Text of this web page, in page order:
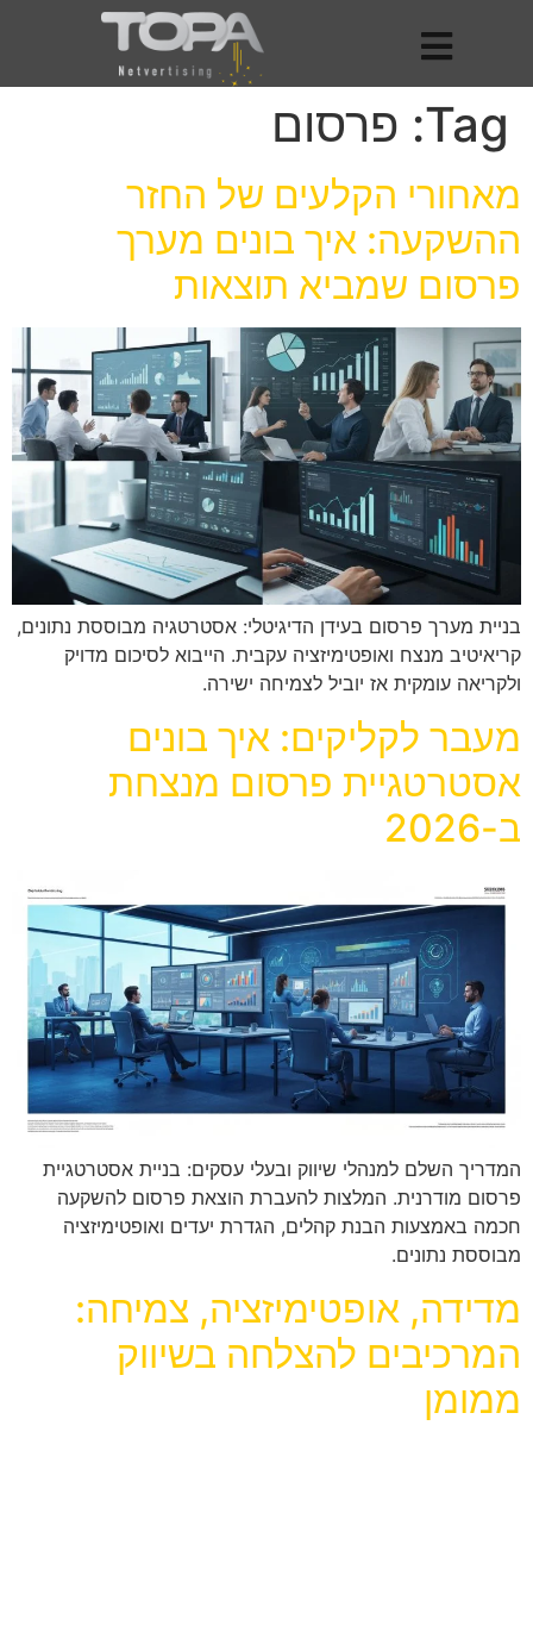
Tag: פרסום
מאחורי הקלעים של החזר
ההשקעה: איך בונים מערך
פרסום שמביא תוצאות
בניית מערך פרסום בעידן הדיגיטלי: אסטרטגיה מבוססת נתונים,
קריאיטיב מנצח ואופטימיזציה עקבית. הייבוא לסיכום מדויק
ולקריאה עומקית אז יוביל לצמיחה ישירה.
מעבר לקליקים: איך בונים
אסטרטגיית פרסום מנצחת
ב-2026
המדריך השלם למנהלי שיווק ובעלי עסקים: בניית אסטרטגיית
פרסום מודרנית. המלצות להעברת הוצאת פרסום להשקעה
חכמה באמצעות הבנת קהלים, הגדרת יעדים ואופטימיזציה
מבוססת נתונים.
מדידה, אופטימיזציה, צמיחה:
המרכיבים להצלחה בשיווק
ממומן